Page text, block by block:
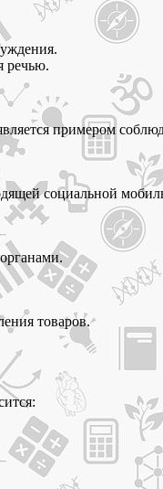
речью.
примером
социальной
товаров.